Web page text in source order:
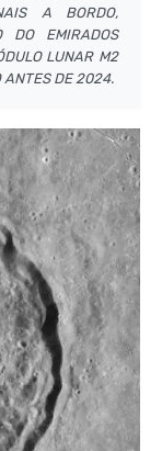
A BORDO,
DO EMIRADOS
LUNAR M2
ANTES DE 2024.